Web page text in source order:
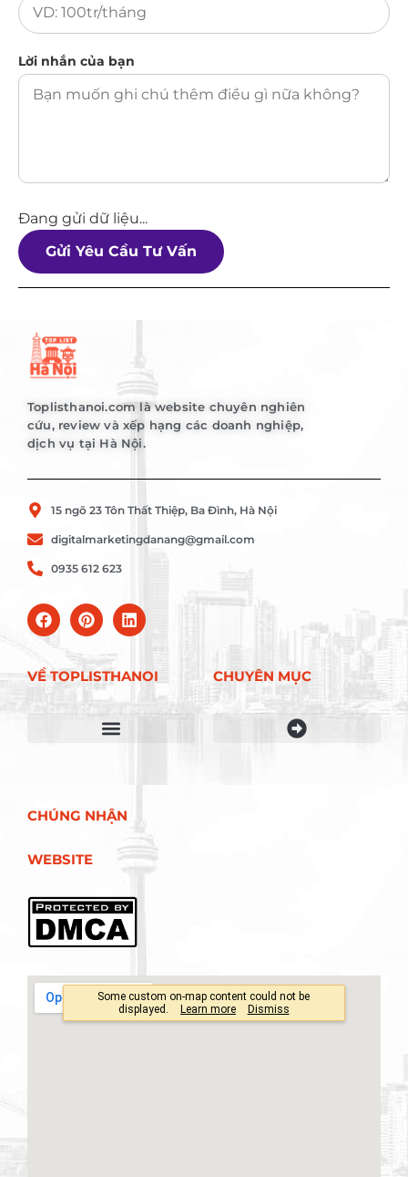
Lời nhắn của bạn
Đang gửi dữ liệu...
Gửi Yêu Cầu Tư Vấn
Toplisthanoi.com là website chuyên nghiên
cứu, review và xếp hạng các doanh nghiệp,
dịch vụ tại Hà Nội.
15 ngõ 23 Tôn Thất Thiệp, Ba Đình, Hà Nội
digitalmarketingdanang@gmail.com
0935 612 623
VỀ TOPLISTHANOI
CHÚNG NHẬN
WEBSITE
CHUYÊN MỤC